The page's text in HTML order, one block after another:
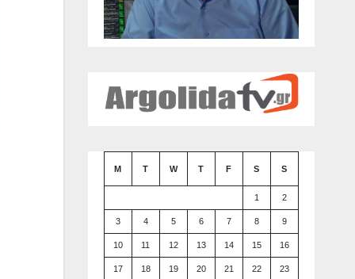
M T W T F S S
1 2
3 4 5 6 7 8 9
10 11 12 13 14 15 16
17 18 19 20 21 22 23